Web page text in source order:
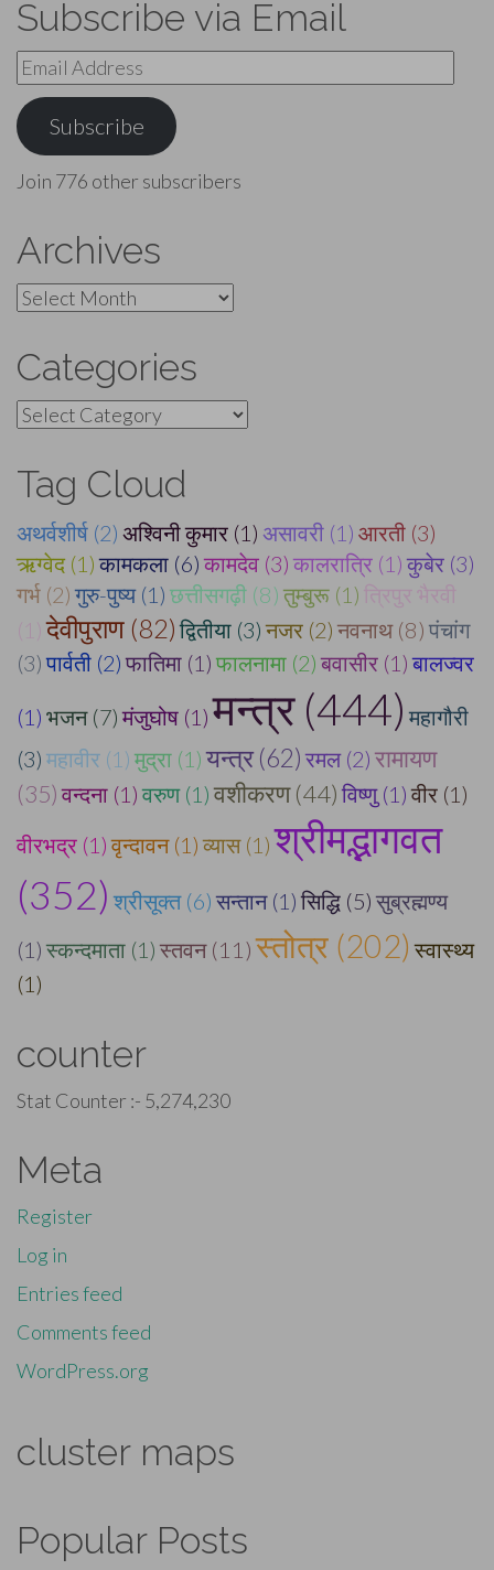
Subscribe via Email
Email
Address
Subscribe
Join 776 other subscribers
Archives
Archives
Categories
Categories
Tag Cloud
अथर्वशीर्ष (2) अश्विनी कुमार (1) असावरी (1) आरती (3)
ऋग्वेद (1) कामकला (6) कामदेव (3) कालरात्रि (1) कुबेर (3)
गर्भ (2) गुरु-पुष्य (1) छत्तीसगढ़ी (8) तुम्बुरू (1) त्रिपुर भैरवी
(1) देवीपुराण (82) द्वितीया (3) नजर (2) नवनाथ (8) पंचांग
(3) पार्वती (2) फातिमा (1) फालनामा (2) बवासीर (1) बालज्वर
(1) भजन (7) मंजुघोष (1) मन्त्र (444) महागौरी
(3) महावीर (1) मुद्रा (1) यन्त्र (62) रमल (2) रामायण
(35) वन्दना (1) वरुण (1) वशीकरण (44) विष्णु (1) वीर (1)
वीरभद्र (1) वृन्दावन (1) व्यास (1) श्रीमद्भागवत
(352) श्रीसूक्त (6) सन्तान (1) सिद्धि (5) सुब्रह्मण्य
(1) स्कन्दमाता (1) स्तवन (11) स्तोत्र (202) स्वास्थ्य
(1)
counter
Stat Counter :- 5,274,230
Meta
Register
Log in
Entries feed
Comments feed
WordPress.org
cluster maps
Popular Posts